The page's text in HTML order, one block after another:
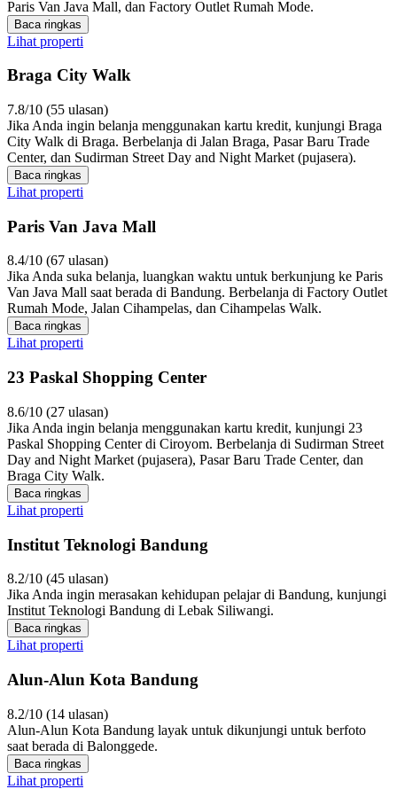
Paris Van Java Mall, dan Factory Outlet Rumah Mode.
Baca ringkas
Lihat properti
Braga City Walk
7.8/10 (55 ulasan)
Jika Anda ingin belanja menggunakan kartu kredit, kunjungi Braga
City Walk di Braga. Berbelanja di Jalan Braga, Pasar Baru Trade
Center, dan Sudirman Street Day and Night Market (pujasera).
Baca ringkas
Lihat properti
Paris Van Java Mall
8.4/10 (67 ulasan)
Jika Anda suka belanja, luangkan waktu untuk berkunjung ke Paris
Van Java Mall saat berada di Bandung. Berbelanja di Factory Outlet
Rumah Mode, Jalan Cihampelas, dan Cihampelas Walk.
Baca ringkas
Lihat properti
23 Paskal Shopping Center
8.6/10 (27 ulasan)
Jika Anda ingin belanja menggunakan kartu kredit, kunjungi 23
Paskal Shopping Center di Ciroyom. Berbelanja di Sudirman Street
Day and Night Market (pujasera), Pasar Baru Trade Center, dan
Braga City Walk.
Baca ringkas
Lihat properti
Institut Teknologi Bandung
8.2/10 (45 ulasan)
Jika Anda ingin merasakan kehidupan pelajar di Bandung, kunjungi
Institut Teknologi Bandung di Lebak Siliwangi.
Baca ringkas
Lihat properti
Alun-Alun Kota Bandung
8.2/10 (14 ulasan)
Alun-Alun Kota Bandung layak untuk dikunjungi untuk berfoto
saat berada di Balonggede.
Baca ringkas
Lihat properti